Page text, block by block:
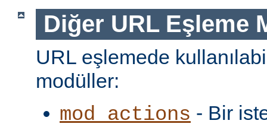
Diğer URL Eşleme
URL eşlemede
modüller:
mod_actions - Bir